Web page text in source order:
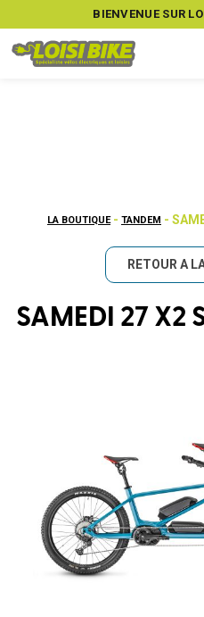
BIENVENUE SUR
LA BOUTIQUE - TANDEM -
RETOUR A
SAMEDI 27 X2